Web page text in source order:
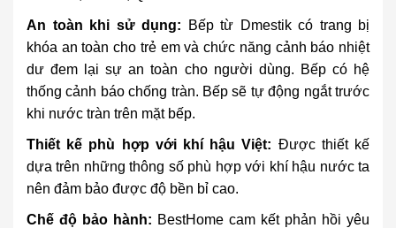
An toàn khi sử dụng: Bếp từ Dmestik có trang bị
khóa an toàn cho trẻ em và chức năng cảnh báo nhiệt
dư đem lại sự an toàn cho người dùng. Bếp có hệ
thống cảnh báo chống tràn. Bếp sẽ tự động ngắt trước
khi nước tràn trên mặt bếp.
Thiết kế phù hợp với khí hậu Việt: Được thiết kế
dựa trên những thông số phù hợp với khí hậu nước ta
nên đảm bảo được độ bền bỉ cao.
Chế độ bảo hành: BestHome cam kết phản hồi yêu